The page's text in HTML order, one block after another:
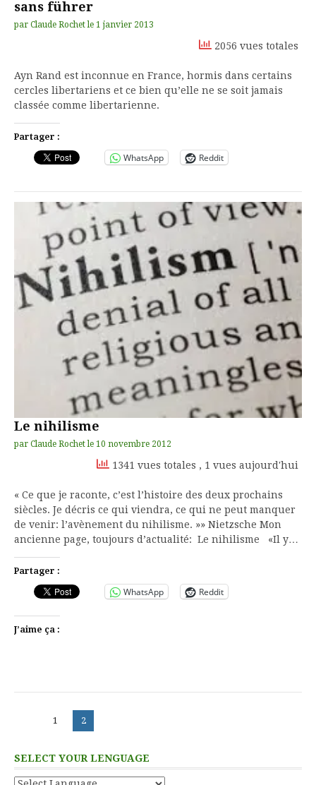
sans führer
par Claude Rochet le 1 janvier 2013
2056 vues totales
Ayn Rand est inconnue en France, hormis dans certains
cercles libertariens et ce bien qu’elle ne se soit jamais
classée comme libertarienne.
Partager :
WhatsApp Reddit
Le nihilisme
par Claude Rochet le 10 novembre 2012
1341 vues totales , 1 vues aujourd'hui
« Ce que je raconte, c’est l’histoire des deux prochains
siècles. Je décris ce qui viendra, ce qui ne peut manquer
de venir: l’avènement du nihilisme. »» Nietzsche Mon
ancienne page, toujours d’actualité: Le nihilisme «Il y…
Partager :
WhatsApp Reddit
J’aime ça :
Pagination
publications
Page
1 Page
2
SELECT YOUR LENGUAGE